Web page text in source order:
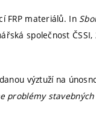
FRP materiálů. In
společnost
výztuží na
problémy stavebných